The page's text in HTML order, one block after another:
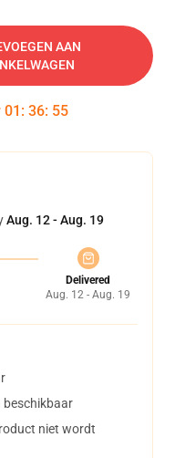
AAN
01 : 36: 54
Aug. 12 - Aug. 19
Delivered
Aug. 12 - Aug. 19
beschikbaar
niet wordt